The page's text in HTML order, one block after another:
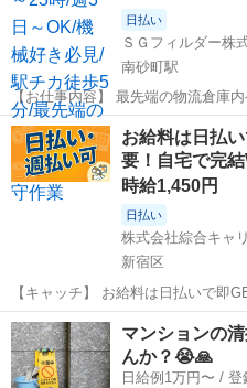
日払い
ＳＧフィルダー株
南砂町駅
【お仕事内容】 最先端の物流倉庫
業！ スパナなどを使い、ベルトの
ター交換などを行います！ また倉
ェック作業♪ ■１日のながれ...
東京 江東区 南砂町駅
お給料は日払
要！自宅で完
時給1,450円
日払い
株式会社綜合キャ
新宿区
【キャッチ】 お給料は日払いで即
完結WEB応募！新宿区周辺！ 【コメント】 製造のお仕事をお探しの
方必見！ 「経験ないけど大丈夫かな・・・」 「派遣ってどんな働き方
だろう・・」 「製造の...
東京 新宿区
マンションの
んか？😭🙏
日